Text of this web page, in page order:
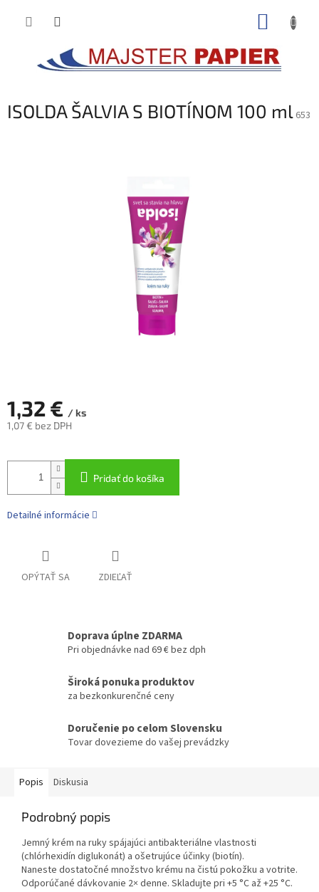
ISOLDA ŠALVIA S BIOTÍNOM 100 ml 653
1,32 € / ks
1,07 € bez DPH
cena:
Pridať do košíka
Detailné informácie
OPÝTAŤ SA ZDIEĽAŤ
Doprava úplne ZDARMA
Pri objednávke nad 69 € bez dph
Široká ponuka produktov
za bezkonkurenčné ceny
Doručenie po celom Slovensku
Tovar dovezieme do vašej prevádzky
Popis Diskusia
Podrobný popis
​Jemný krém na ruky spájajúci antibakteriálne vlastnosti
(chlórhexidín diglukonát) a ošetrujúce účinky (biotín).
Naneste dostatočné množstvo krému na čistú pokožku a votrite.
Odporúčané dávkovanie 2× denne. Skladujte pri +5 °C až +25 °C.